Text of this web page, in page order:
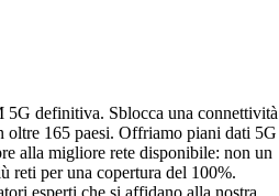
definitiva. Sblocca una connettività
oltre 165 paesi. Offriamo piani dati 5G
alla migliore rete disponibile: non un
reti per una copertura del 100%.
esperti che si affidano alla nostra